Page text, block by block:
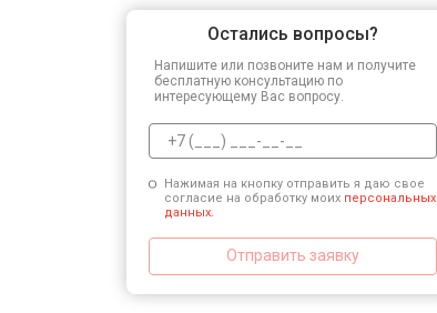
Остались вопросы?
Напишите или позвоните нам и получите
бесплатную консультацию по
интересующему Вас вопросу.
Нажимая на кнопку отправить я даю свое
согласие на обработку моих персональных
данных.
Отправить заявку